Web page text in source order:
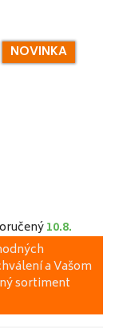
NOVINKA
10.8.
a Vašom
sortiment